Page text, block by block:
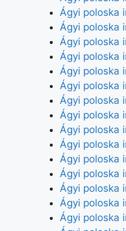
Ágyi poloska
Ágyi poloska
Ágyi poloska
Ágyi poloska
Ágyi poloska
Ágyi poloska
Ágyi poloska
Ágyi poloska
Ágyi poloska
Ágyi poloska
Ágyi poloska
Ágyi poloska
Ágyi poloska
Ágyi poloska
Ágyi poloska